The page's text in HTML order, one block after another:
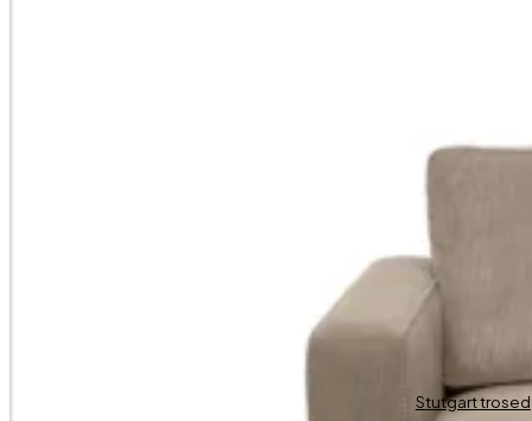
Stutgart trosed